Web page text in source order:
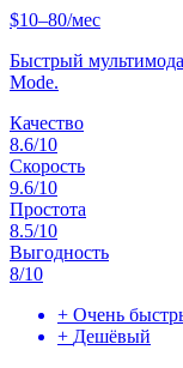
$10–80/мес
Быстрый
Mode.
Качество
8.6/10
Скорость
9.6/10
Простота
8.5/10
Выгодность
8/10
+ Очень
+ Дешёвый